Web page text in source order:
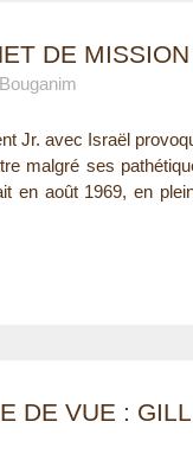
DE
Jr. avec Israël
malgré ses
en août 1969, en
DE VUE :